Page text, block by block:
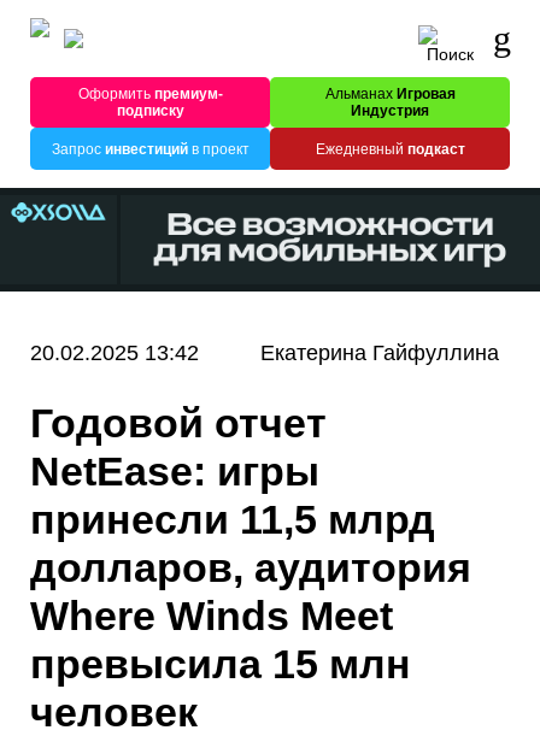
Оформитьпремиум-
подписку
Альманах Игровая
Индустрия
Запрос инвестицийв проект Ежедневный подкаст
20.02.2025 13:42 Екатерина Гайфуллина
Годовой отчет
NetEase: игры
принесли 11,5 млрд
долларов, аудитория
Where Winds Meet
превысила 15 млн
человек